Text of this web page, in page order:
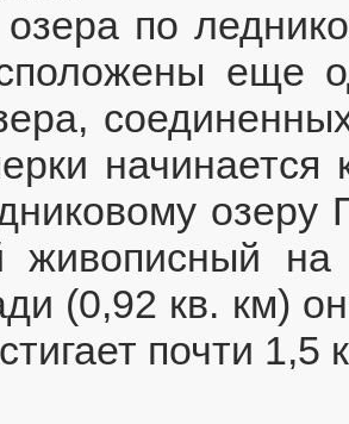
по
еще
озеру
живописный
(0,92 кв. км)
почти 1,5